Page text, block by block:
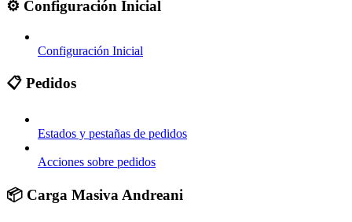
⚙️ Configuración Inicial
Configuración Inicial
📋 Pedidos
Estados y pestañas de pedidos
Acciones sobre pedidos
📦 Carga Masiva Andreani